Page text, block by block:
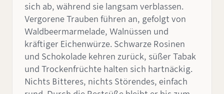
sich ab, während sie langsam verblassen.
Vergorene Trauben führen an, gefolgt von
Waldbeermarmelade, Walnüssen und
kräftiger Eichenwürze. Schwarze Rosinen
und Schokolade kehren zurück, süßer Tabak
und Trockenfrüchte halten sich hartnäckig.
Nichts Bitteres, nichts Störendes, einfach